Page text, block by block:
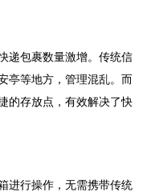
包裹数量激增。传统信
亭等地方，管理混乱。而
的存放点，有效解决了快
行操作，无需携带传统